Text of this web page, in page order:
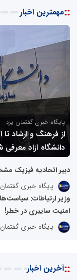
::مهمترین اخبار
از فرهنگ و ارشاد
دانشگاه آزاد معرفی
پایگاه خبری گفتمان یزد
دبیر اتحادیه فیزیک
پایگاه خبری
وزیر ارتباطات:
امنیت سایبری در خطر!
پایگاه خبری
::آخرین اخبار